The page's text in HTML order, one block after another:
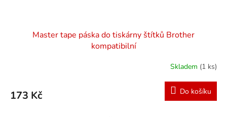
Master tape páska do tiskárny štítků Brother
kompatibilní
Skladem (1 ks)
173 Kč Do košíku